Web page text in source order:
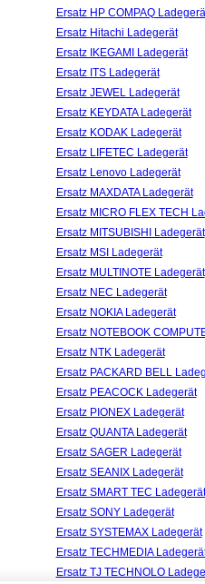
Ersatz HP COMPAQ
Ersatz Hitachi Ladegerät
Ersatz IKEGAMI Ladegerät
Ersatz ITS Ladegerät
Ersatz JEWEL Ladegerät
Ersatz KEYDATA Ladegerät
Ersatz KODAK Ladegerät
Ersatz LIFETEC Ladegerät
Ersatz Lenovo Ladegerät
Ersatz MAXDATA Ladegerät
Ersatz MICRO FLEX TECH
Ersatz MITSUBISHI Ladegerät
Ersatz MSI Ladegerät
Ersatz MULTINOTE Ladegerät
Ersatz NEC Ladegerät
Ersatz NOKIA Ladegerät
Ersatz NOTEBOOK
Ersatz NTK Ladegerät
Ersatz PACKARD BELL
Ersatz PEACOCK Ladegerät
Ersatz PIONEX Ladegerät
Ersatz QUANTA Ladegerät
Ersatz SAGER Ladegerät
Ersatz SEANIX Ladegerät
Ersatz SMART TEC Ladegerät
Ersatz SONY Ladegerät
Ersatz SYSTEMAX Ladegerät
Ersatz TECHMEDIA
Ersatz TJ TECHNOLO